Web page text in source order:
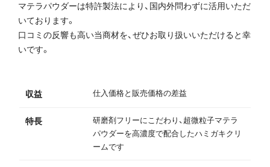
マテラパウダーは特許製法により、国内外問わずに活用いただ
いております。
口コミの反響も高い当商材を、ぜひお取り扱いいただけると幸
いです。
収益 仕入価格と販売価格の差益
特長
研磨剤フリーにこだわり、超微粒子マテラ
パウダーを高濃度で配合したハミガキクリ
ームです